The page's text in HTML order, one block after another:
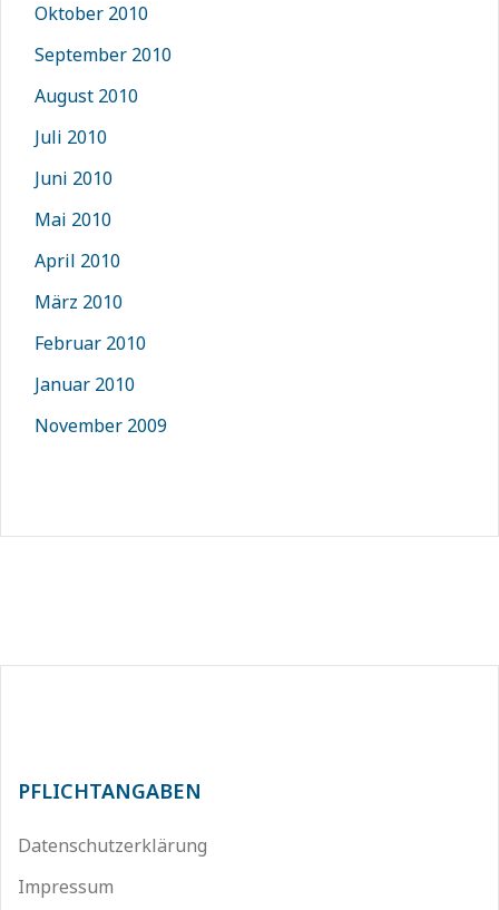
Oktober 2010
September 2010
August 2010
Juli 2010
Juni 2010
Mai 2010
April 2010
März 2010
Februar 2010
Januar 2010
November 2009
PFLICHTANGABEN
Datenschutzerklärung
Impressum